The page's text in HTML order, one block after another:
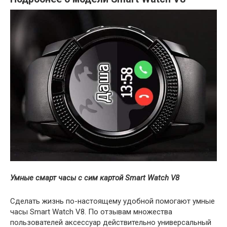
Умные смарт часы с сим картой Smart Watch V8
Сделать жизнь по-настоящему удобной помогают умные
часы Smart Watch V8. По отзывам множества
пользователей аксессуар действительно универсальный